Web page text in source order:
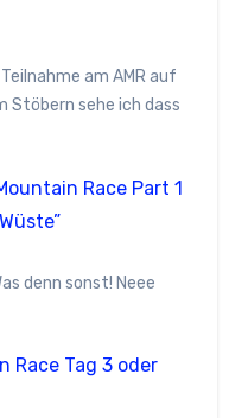
am AMR auf
Stöbern sehe ich dass
Race Part 1
denn sonst! Neee
Race Tag 3 oder